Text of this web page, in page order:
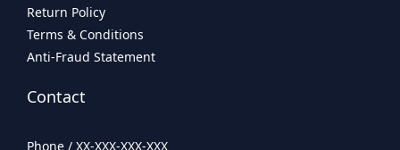
Return Policy
Terms & Conditions
Anti-Fraud Statement
Contact
Phone / XX-XXX-XXX-XXX